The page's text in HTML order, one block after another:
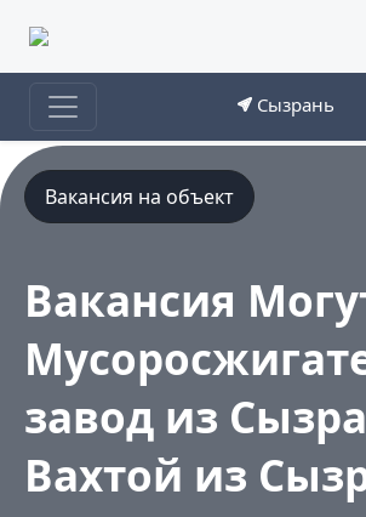
Сызрань
Вакансия на объект
Вакансия
завод из
Вахтой из